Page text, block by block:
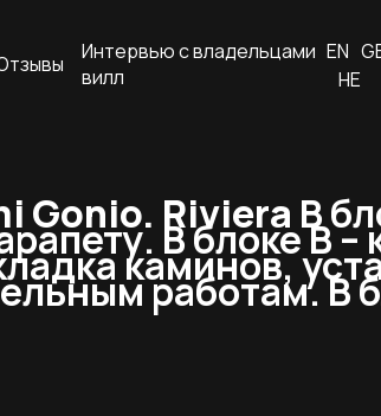
Интервью с владельцами
вилл
EN
HE
Gonio. Riviera В
В блоке В –
каминов,
работам. В